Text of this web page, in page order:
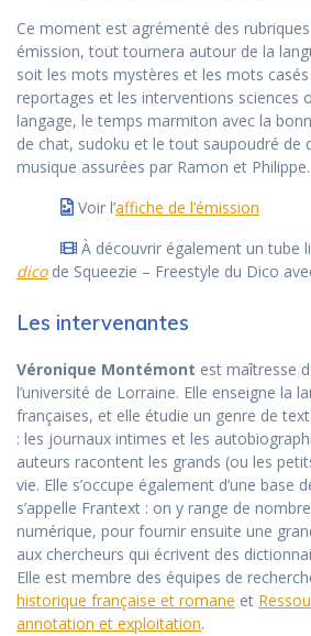
Ce moment est agrémenté des
émission, tout tournera autour de la
soit les mots mystères et les mots
reportages et les interventions sciences
langage, le temps marmiton avec la
de chat, sudoku et le tout saupoudré de
musique assurées par Ramon et Philippe.
Voir l’affiche de l’émission
À découvrir également un tube
dicode Squeezie – Freestyle du Dico
Les intervenantes
Véronique Montémont est maîtresse
l’université de Lorraine. Elle enseigne la
françaises, et elle étudie un genre de
: les journaux intimes et les
auteurs racontent les grands (ou les
vie. Elle s’occupe également d’une base
s’appelle Frantext : on y range de
numérique, pour fournir ensuite une
aux chercheurs qui écrivent des
Elle est membre des équipes de
historique française et romane et
annotation et exploitation.